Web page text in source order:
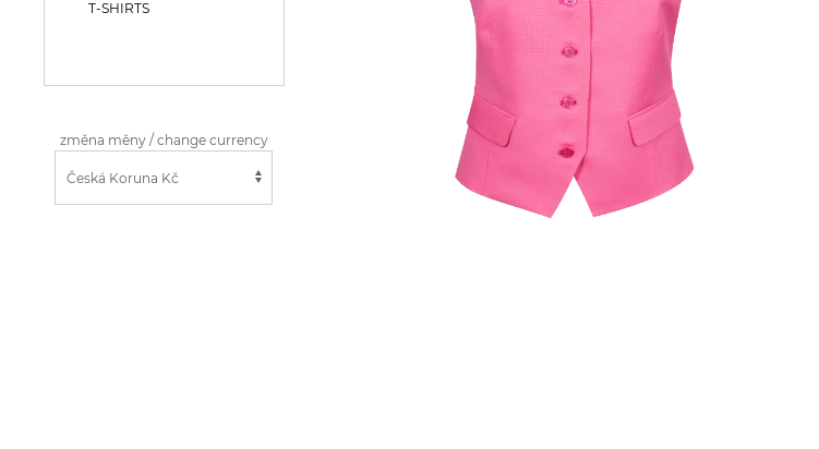
T-SHIRTS
změna měny / change currency